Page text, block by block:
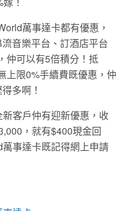
萬事達卡都有優惠，
音樂平台、訂酒店平台
仲可以有5倍積分！抵
上限0%手續費既優惠，仲
多啊！
客戶仲有迎新優惠，收
，就有$400現金回
事達卡既記得網上申請